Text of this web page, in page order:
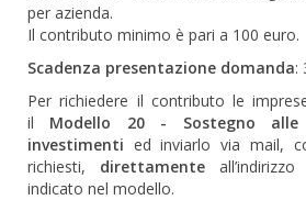
per azienda.
Il contributo minimo è pari a 100 euro.
Scadenza presentazione domanda:
Per richiedere il contributo le
il Modello 20 - Sostegno
investimenti ed inviarlo via mail,
richiesti, direttamenteall’indirizzo
indicato nel modello.